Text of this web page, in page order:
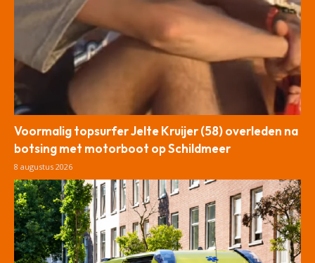
Voormalig topsurfer Jelte Kruijer (58) overleden na
botsing met motorboot op Schildmeer
8 augustus 2026